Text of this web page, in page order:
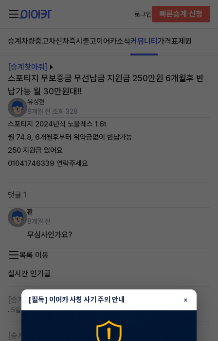
로그인 빠른승계 신청
승계차량중고차신차즉시출고이어카소식커뮤니티 가격표제원
[승계찾아줘]
스포티지 무보증금 무선납금 지원금 250만원 6개월후 반
납가능 월 30만원대!!
유성현
8개월 전 조회 328
스포티지 2024년식 노블레스 1.6t
월 74.8, 6개월후부터 위약금없이 반납가능
250 지원금 있어요
01041746339 연락주세요
댓글 1
환
8개월 전
무심사인가요?
목록 이동
실시간 인기글
[승계찾아줘] 무심사 무보증 만21세 전기차 승계,2운전자
..5일 전조회 108댓글 4
[승계찾아줘] 무보증 무심사 전기차 승계 알아봅니다
[필독] 이어카 사칭 사기 주의 안내 ×